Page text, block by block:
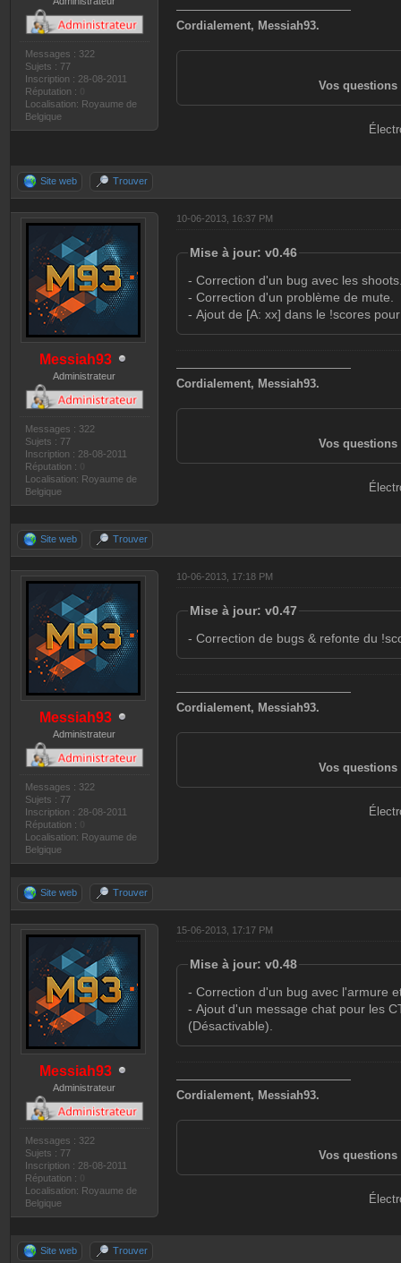
Messages : 322
Sujets : 77
Inscription : 28-08-2011
Réputation :
Localisation: Royaume de
Belgique
———————————————
Cordialement, Messiah93.
Vos questions
Site web Trouver
Messiah93
Administrateur
Messages : 322
Sujets : 77
Inscription : 28-08-2011
Réputation :
Localisation: Royaume de
Belgique
10-06-2013, 16:37 PM
Mise à jour: v0.46
- Correction d'un bug avec les
- Correction d'un problème de mute.
- Ajout de [A: xx] dans le !scores
———————————————
Cordialement, Messiah93.
Vos questions
Site web Trouver
Messiah93
Administrateur
Messages : 322
Sujets : 77
Inscription : 28-08-2011
Réputation :
Localisation: Royaume de
Belgique
10-06-2013, 17:18 PM
Mise à jour: v0.47
- Correction de bugs & refonte du
———————————————
Cordialement, Messiah93.
Vos questions
Site web Trouver
Messiah93
Administrateur
Messages : 322
Sujets : 77
Inscription : 28-08-2011
Réputation :
Localisation: Royaume de
Belgique
15-06-2013, 17:17 PM
Mise à jour: v0.48
- Correction d'un bug avec l'armure
- Ajout d'un message chat pour les
(Désactivable).
———————————————
Cordialement, Messiah93.
Vos questions
Site web Trouver